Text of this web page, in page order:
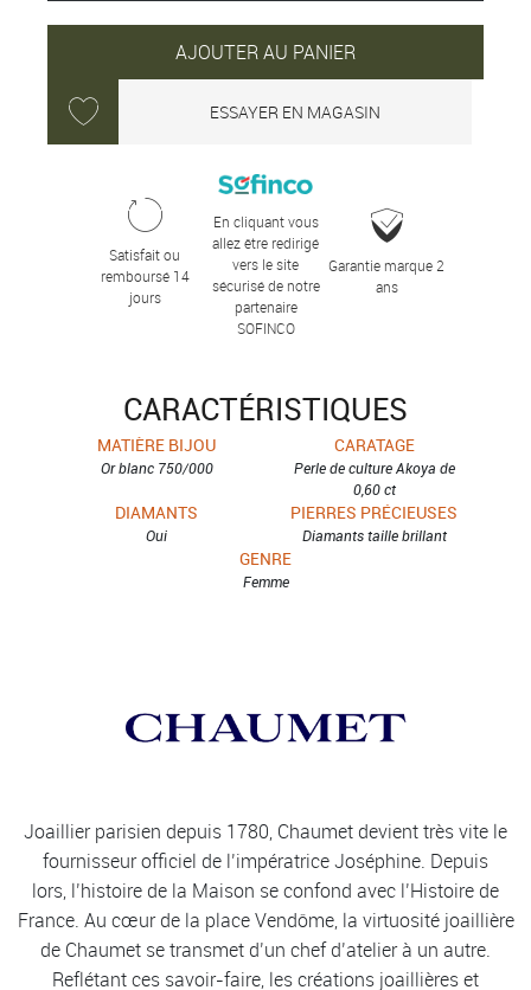
AJOUTER AU PANIER
ESSAYER EN MAGASIN
Satisfait ou
remboursé 14
jours
En cliquant vous
allez être redirigé
vers le site
sécurisé de notre
partenaire
SOFINCO
Garantie marque 2
ans
CARACTÉRISTIQUES
MATIÈRE BIJOU
Or blanc 750/000
CARATAGE
Perle de culture Akoya de
0,60 ct
DIAMANTS
Oui
PIERRES PRÉCIEUSES
Diamants taille brillant
GENRE
Femme
Joaillier parisien depuis 1780, Chaumet devient très vite le
fournisseur officiel de l’impératrice Joséphine. Depuis
lors, l’histoire de la Maison se confond avec l’Histoire de
France. Au cœur de la place Vendôme, la virtuosité joaillière
de Chaumet se transmet d’un chef d’atelier à un autre.
Reflétant ces savoir-faire, les créations joaillières et